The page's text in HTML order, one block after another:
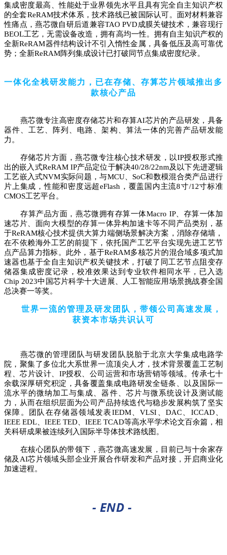
集成密度最高、性能处于业界领先水平且具有完全自主知识产权
的全套ReRAM技术体系，技术路线已被国际认可。面对材料兼容
性痛点，燕芯微自研后道兼容TAO PVD成膜关键技术，兼容现行
BEOL工艺，无需设备改造，拥有高均一性。拥有自主知识产权的
全新ReRAM器件结构设计不引入惰性金属，具备低压及高可靠优
势；全新ReRAM阵列集成设计已打破同节点集成密度纪录。
一体化全栈研发能力，已在存储、存算芯片领域推出多
款核心产品
燕芯微专注高密度存储芯片和存算AI芯片的产品研发，具备
器件、工艺、阵列、电路、架构、算法一体的完善产品研发能
力。
存储芯片方面，燕芯微专注核心技术研发，以IP授权形式推
出的嵌入式ReRAM IP产品定位于解决40/28/22nm及以下先进逻辑
工艺嵌入式NVM实际问题，与MCU、SoC和数模混合类产品进行
片上集成，性能和密度远超eFlash，覆盖国内主流8寸/12寸标准
CMOS工艺平台。
存算产品方面，燕芯微拥有存算一体Macro IP、存算一体加
速芯片、面向大模型的存算一体异构加速卡等不同产品类别，基
于ReRAM核心技术提供大算力端侧场景解决方案，消除存储墙，
在不依赖海外工艺的前提下，依托国产工艺平台实现先进工艺节
点产品算力指标。此外，基于ReRAM多核芯片的混合域多项式加
速器也基于全自主知识产权关键技术，打破了同工艺节点阻变存
储器集成密度记录，校准效果达到专业软件相同水平，已入选
Chip 2023中国芯片科学十大进展、人工智能应用场景挑战赛全国
总决赛一等奖。
世界一流的管理及研发团队，带领公司高速发展，
获资本市场共识认可
燕芯微的管理团队与研发团队脱胎于北京大学集成电路学
院，聚集了多位北大系世界一流顶尖人才，技术背景覆盖工艺制
程、芯片设计、IP授权、公司运营和市场营销等领域。传承七十
余载深厚研究积淀，具备覆盖集成电路研发全链条、以及国际一
流水平的微纳加工与集成、器件、芯片与微系统设计及测试能
力，从而在组织层面为公司产品持续迭代与稳步发展构筑了坚实
保障。团队在存储器领域发表IEDM、VLSI 、DAC、ICCAD、
IEEE EDL、IEEE TED、IEEE TCAD等高水平学术论文百余篇，相
关科研成果被连续列入国际半导体技术路线图。
在核心团队的带领下，燕芯微高速发展，目前已与十余家存
储及AI芯片领域头部企业开展合作研发和产品对接，开启商业化
加速进程。
- END -